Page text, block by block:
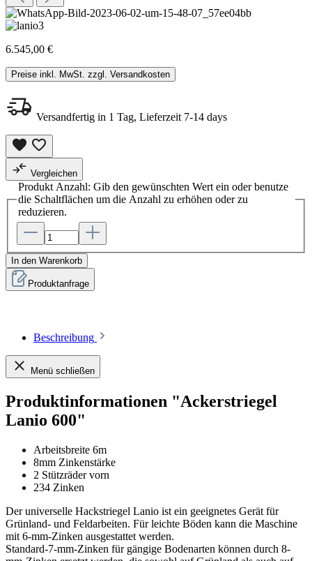
6.545,00 €
Preise inkl. MwSt. zzgl. Versandkosten
Versandfertig in 1 Tag, Lieferzeit 7-14 days
Vergleichen
Produkt Anzahl: Gib den gewünschten Wert ein oder benutze
die Schaltflächen um die Anzahl zu erhöhen oder zu
reduzieren.
In den Warenkorb
Produktanfrage
Beschreibung
Menü schließen
Produktinformationen "Ackerstriegel
Lanio 600"
Arbeitsbreite 6m
8mm Zinkenstärke
2 Stützräder vorn
234 Zinken
Der universelle Hackstriegel Lanio ist ein geeignetes Gerät für
Grünland- und Feldarbeiten. Für leichte Böden kann die Maschine
mit 6-mm-Zinken ausgestattet werden.
Standard-7-mm-Zinken für gängige Bodenarten können durch 8-